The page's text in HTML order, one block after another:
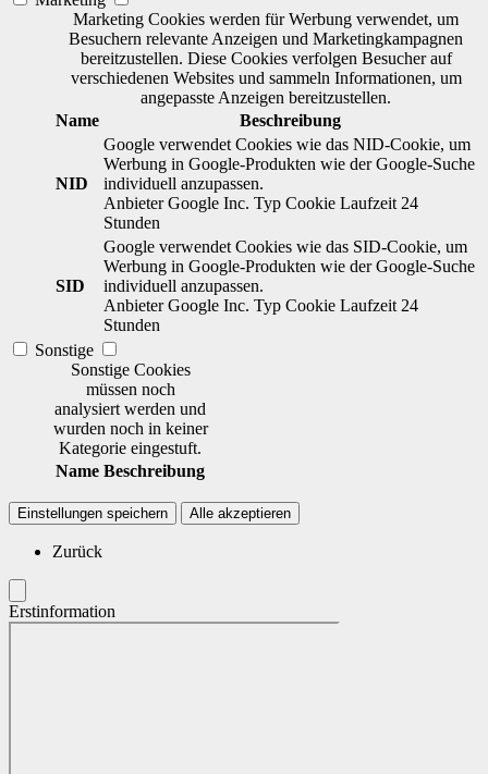
Marketing Cookies werden für Werbung verwendet, um
Besuchern relevante Anzeigen und Marketingkampagnen
bereitzustellen. Diese Cookies verfolgen Besucher auf
verschiedenen Websites und sammeln Informationen, um
angepasste Anzeigen bereitzustellen.
Name
Beschreibung
NID
Google verwendet Cookies wie das NID-Cookie, um
Werbung in Google-Produkten wie der Google-Suche
individuell anzupassen.
Anbieter Google Inc. Typ Cookie Laufzeit 24
Stunden
SID
Google verwendet Cookies wie das SID-Cookie, um
Werbung in Google-Produkten wie der Google-Suche
individuell anzupassen.
Anbieter Google Inc. Typ Cookie Laufzeit 24
Stunden
Sonstige
Sonstige Cookies
müssen noch
analysiert werden und
wurden noch in keiner
Kategorie eingestuft.
Name Beschreibung
Einstellungen speichern Alle akzeptieren
Zurück
Erstinformation